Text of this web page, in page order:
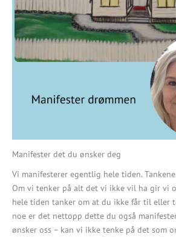
Manifester det du ønsker deg
Vi manifesterer egentlig hele tiden.
Om vi tenker på alt det vi ikke vil ha gir vi
hele tiden tanker om at du ikke får til eller
noe er det nettopp dette du også
ønsker oss – kan vi ikke tenke på det som